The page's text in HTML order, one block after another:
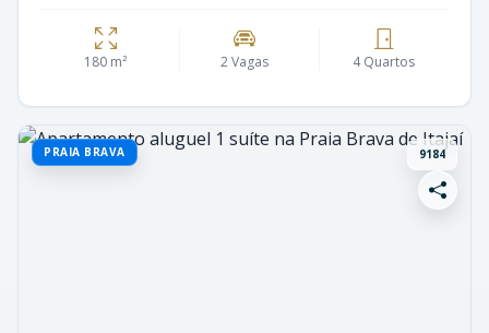
180 m² 2 Vagas 4 Quartos
PRAIA BRAVA 9184